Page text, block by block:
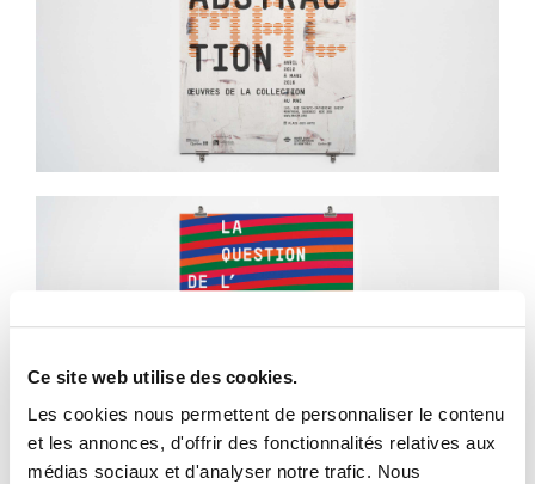
Ce site web utilise des cookies.
Les cookies nous permettent de personnaliser le contenu
et les annonces, d'offrir des fonctionnalités relatives aux
médias sociaux et d'analyser notre trafic. Nous